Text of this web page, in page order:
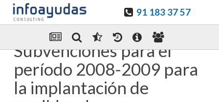
91 183 37 57
Enviar Por email
Subvenciones para el
período 2008-2009 para
la implantación de